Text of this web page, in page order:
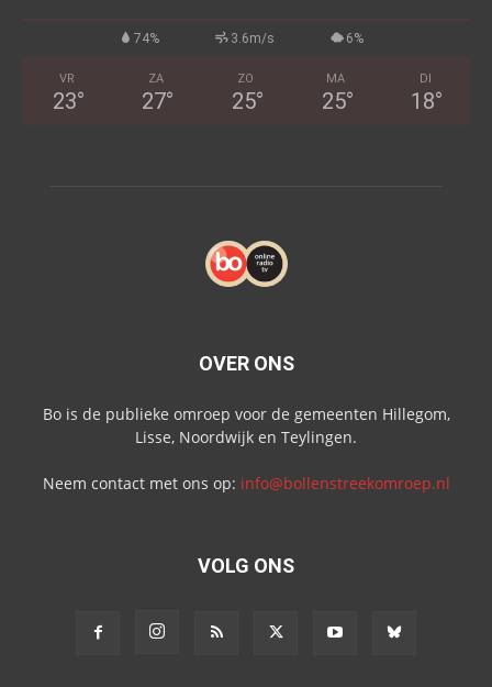
74% 3.6m/s 6%
VR
23°
ZA
27°
ZO
25°
MA
25°
DI
18°
OVER ONS
Bo is de publieke omroep voor de gemeenten Hillegom,
Lisse, Noordwijk en Teylingen.
Neem contact met ons op: info@bollenstreekomroep.nl
VOLG ONS